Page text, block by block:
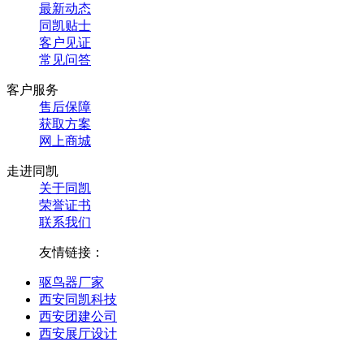
最新动态
同凯贴士
客户见证
常见问答
客户服务
售后保障
获取方案
网上商城
走进同凯
关于同凯
荣誉证书
联系我们
友情链接：
驱鸟器厂家
西安同凯科技
西安团建公司
西安展厅设计